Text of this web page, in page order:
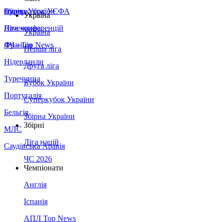
Збірна України
Італія
Німеччина
Франція
Нідерланди
Туреччина
Португалія
Бельгія
МЛС
Саудівська Аравія
Суперкубок УЄФА
Ліга конференцій
ЛЧ - Top News
Україна
Україна
Перша ліга
Друга ліга
Кубок України
Суперкубок України
Збірна України
Збірні
Ліга націй
ЧС 2026
Чемпіонати
Англія
Іспанія
АПЛ Top News